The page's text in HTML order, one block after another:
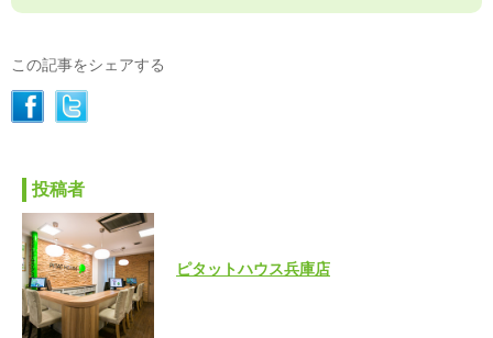
この記事をシェアする
投稿者
ピタットハウス兵庫店